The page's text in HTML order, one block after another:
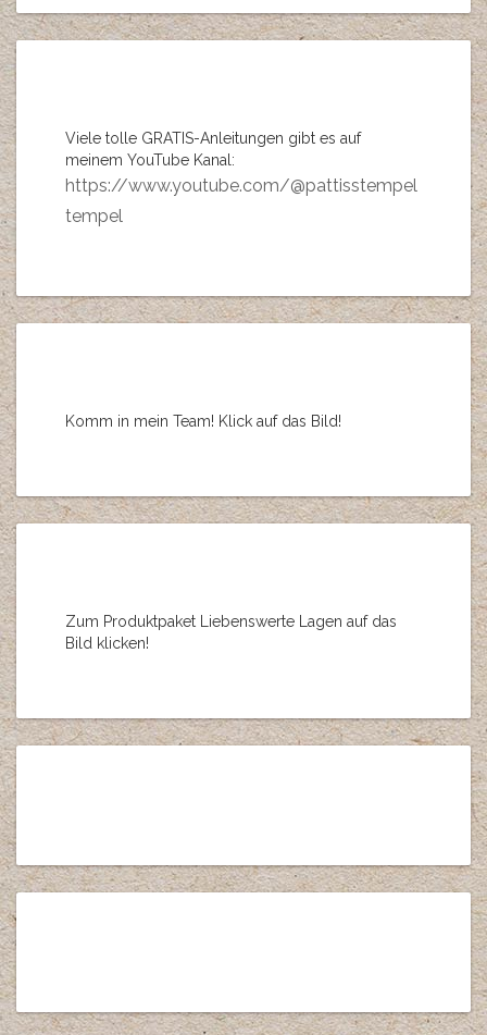
Viele tolle GRATIS-Anleitungen gibt es auf
meinem YouTube Kanal:
https://www.youtube.com/@pattisstempel
tempel
Komm in mein Team! Klick auf das Bild!
Zum Produktpaket Liebenswerte Lagen auf das
Bild klicken!